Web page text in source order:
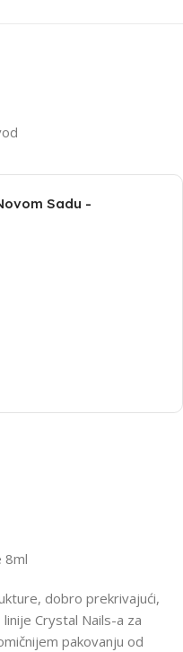
Sadu -
8ml
dobro prekrivajući,
Crystal Nails-a za
pakovanju od